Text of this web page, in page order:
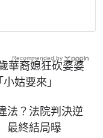
華裔媳狂砍婆婆
姑要來」
法？法院判決逆
最終結局曝
Recommended by